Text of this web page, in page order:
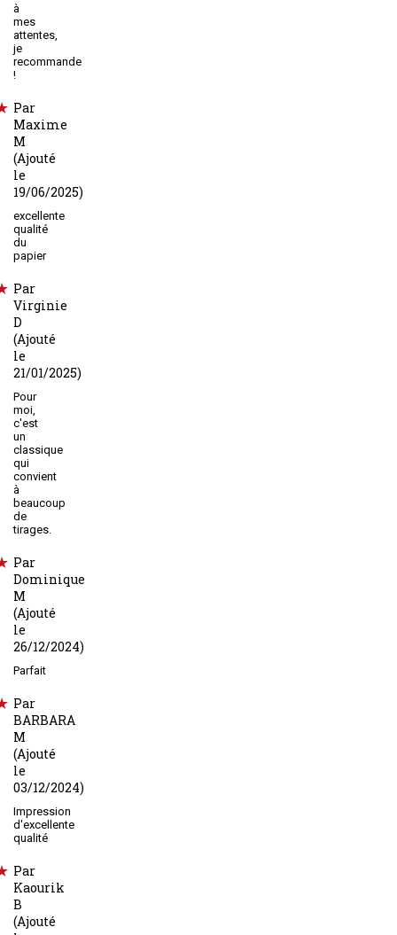
à
mes
attentes,
je
recommande
!
Par
Maxime
M
(Ajouté
le
19/06/2025)
excellente
qualité
du
papier
Par
Virginie
D
(Ajouté
le
21/01/2025)
Pour
moi,
c'est
un
classique
qui
convient
à
beaucoup
de
tirages.
Par
Dominique
M
(Ajouté
le
26/12/2024)
Parfait
Par
BARBARA
M
(Ajouté
le
03/12/2024)
Impression
d'excellente
qualité
Par
Kaourik
B
(Ajouté